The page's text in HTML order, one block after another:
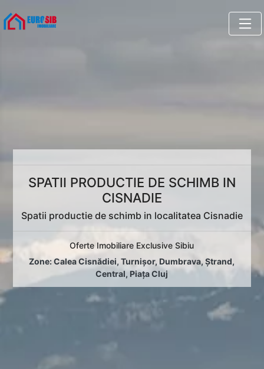
SPATII PRODUCTIE DE SCHIMB IN
CISNADIE
Spatii productie de schimb in localitatea Cisnadie
Oferte Imobiliare Exclusive Sibiu
Zone:Calea Cisnădiei,Turnișor, Dumbrava,Ștrand,
Central,Piața Cluj